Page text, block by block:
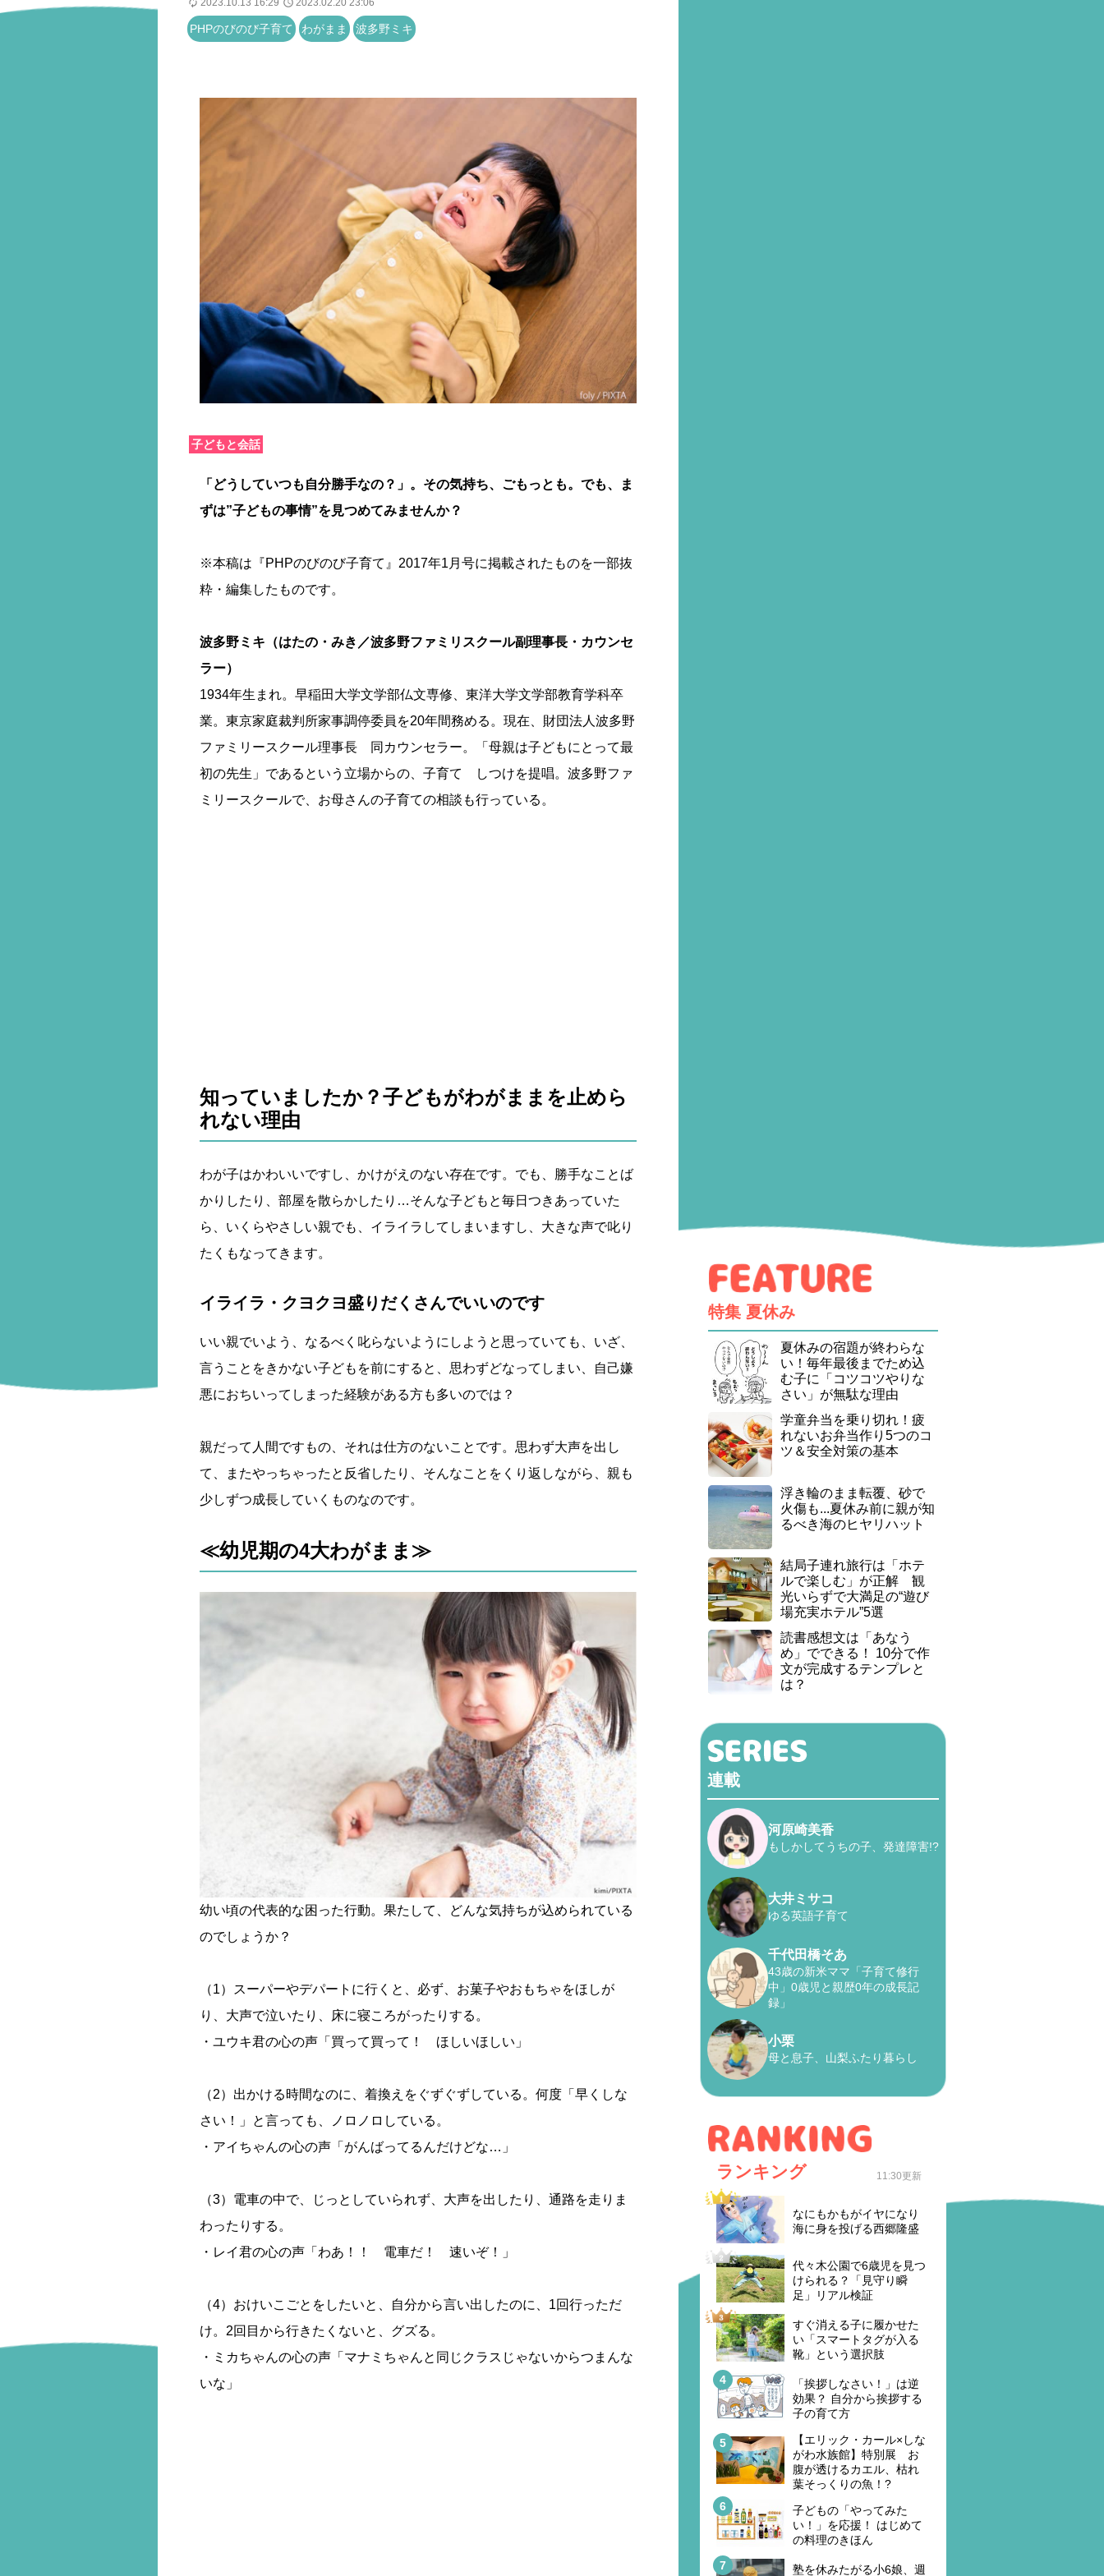
2023.10.13 16:29 2023.02.20 23:06
PHPのびのび子育て わがまま 波多野ミキ
子どもと会話
「どうしていつも自分勝手なの？」。その気持ち、ごもっとも。でも、ま
ずは”子どもの事情”を見つめてみませんか？
※本稿は『PHPのびのび子育て』2017年1月号に掲載されたものを一部抜
粋・編集したものです。
波多野ミキ（はたの・みき／波多野ファミリスクール副理事長・カウンセ
ラー）
1934年生まれ。早稲田大学文学部仏文専修、東洋大学文学部教育学科卒
業。東京家庭裁判所家事調停委員を20年間務める。現在、財団法人波多野
ファミリースクール理事長 同カウンセラー。「母親は子どもにとって最
初の先生」であるという立場からの、子育て しつけを提唱。波多野ファ
ミリースクールで、お母さんの子育ての相談も行っている。
知っていましたか？子どもがわがままを止めら
れない理由
わが子はかわいいですし、かけがえのない存在です。でも、勝手なことば
かりしたり、部屋を散らかしたり…そんな子どもと毎日つきあっていた
ら、いくらやさしい親でも、イライラしてしまいますし、大きな声で叱り
たくもなってきます。
イライラ・クヨクヨ盛りだくさんでいいのです
いい親でいよう、なるべく叱らないようにしようと思っていても、いざ、
言うことをきかない子どもを前にすると、思わずどなってしまい、自己嫌
悪におちいってしまった経験がある方も多いのでは？
親だって人間ですもの、それは仕方のないことです。思わず大声を出し
て、またやっちゃったと反省したり、そんなことをくり返しながら、親も
少しずつ成長していくものなのです。
≪幼児期の4大わがまま≫
幼い頃の代表的な困った行動。果たして、どんな気持ちが込められている
のでしょうか？
（1）スーパーやデパートに行くと、必ず、お菓子やおもちゃをほしが
り、大声で泣いたり、床に寝ころがったりする。
・ユウキ君の心の声「買って買って！ ほしいほしい」
（2）出かける時間なのに、着換えをぐずぐずしている。何度「早くしな
さい！」と言っても、ノロノロしている。
・アイちゃんの心の声「がんばってるんだけどな…」
（3）電車の中で、じっとしていられず、大声を出したり、通路を走りま
わったりする。
・レイ君の心の声「わあ！！ 電車だ！ 速いぞ！」
（4）おけいこごとをしたいと、自分から言い出したのに、1回行っただ
け。2回目から行きたくないと、グズる。
・ミカちゃんの心の声「マナミちゃんと同じクラスじゃないからつまんな
いな」
特集 夏休み
夏休みの宿題が終わらな
い！毎年最後までため込
む子に「コツコツやりな
さい」が無駄な理由
学童弁当を乗り切れ！疲
れないお弁当作り5つのコ
ツ＆安全対策の基本
浮き輪のまま転覆、砂で
火傷も...夏休み前に親が知
るべき海のヒヤリハット
結局子連れ旅行は「ホテ
ルで楽しむ」が正解 観
光いらずで大満足の“遊び
場充実ホテル”5選
読書感想文は「あなう
め」でできる！ 10分で作
文が完成するテンプレと
は？
連載
河原崎美香
もしかしてうちの子、発達障害!?
大井ミサコ
ゆる英語子育て
千代田橋そあ
43歳の新米ママ「子育て修行
中」0歳児と親歴0年の成長記
録」
小栗
母と息子、山梨ふたり暮らし
ランキング 11:30更新
なにもかもがイヤになり
海に身を投げる西郷隆盛
代々木公園で6歳児を見つ
けられる？「見守り瞬
足」リアル検証
すぐ消える子に履かせた
い「スマートタグが入る
靴」という選択肢
「挨拶しなさい！」は逆
効果？ 自分から挨拶する
子の育て方
【エリック・カール×しな
がわ水族館】特別展 お
腹が透けるカエル、枯れ
葉そっくりの魚！?
子どもの「やってみた
い！」を応援！ はじめて
の料理のきほん
塾を休みたがる小6娘、週